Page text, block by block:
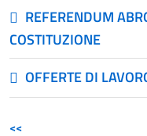
REFERENDUM
COSTITUZIONE
OFFERTE DI
<<